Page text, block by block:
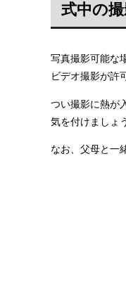
式中の
写真撮影可能な
ビデオ撮影が許
つい撮影に熱が
気を付けましょ
なお、父母と一